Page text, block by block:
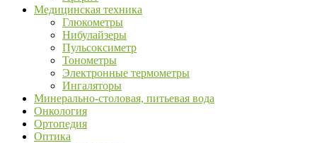
Медицинская техника
Глюкометры
Нибулайзеры
Пульсоксиметр
Тонометры
Электронные термометры
Ингаляторы
Минерально-столовая, питьевая вода
Онкология
Ортопедия
Оптика